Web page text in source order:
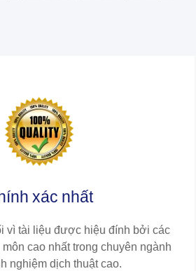
xác nhất
vì tài liệu được hiệu đính bởi các
cao nhất trong chuyên ngành
nghiệm dịch thuật cao.